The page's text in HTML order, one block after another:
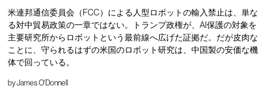
米連邦通信委員会（FCC）による人型ロボットの輸入禁止は、単な
る対中貿易政策の一章ではない。トランプ政権が、AI保護の対象を
主要研究所からロボットという最前線へ広げた証拠だ。だが皮肉な
ことに、守られるはずの米国のロボット研究は、中国製の安価な機
体で回っている。
byJames O'Donnell